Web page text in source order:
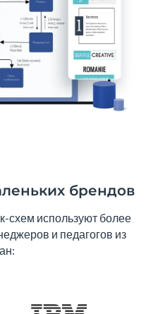
брендов
схем используют более
и педагогов из